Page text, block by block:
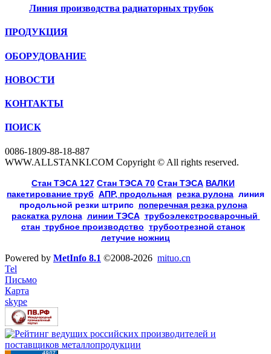
Линия производства радиаторных трубок
ПРОДУКЦИЯ
ОБОРУДОВАНИЕ
НОВОСТИ
КОНТАКТЫ
ПОИСК
0086-1809-88-18-887
WWW.ALLSTANKI.COM Copyright © All rights reserved.
Cтан ТЭСА 127 Cтан ТЭСА 70 Cтан ТЭСА ВАЛКИ
пакетирование труб АПР, продольная резка рулона линия
продольной резки штрипс, поперечная резка рулона
раскатка рулона, линии ТЭСА, трубоэлекстросварочный
стан трубное производство трубоотрезной станок
летучие ножниц
Powered by MetInfo 8.1 ©2008-2026 mituo.cn
Tel
Письмо
Карта
skype